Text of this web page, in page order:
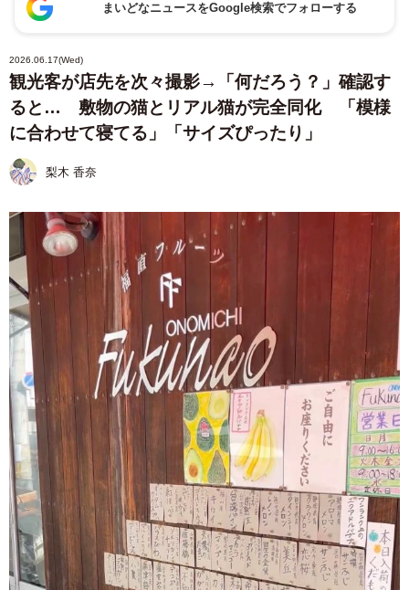
まいどなニュースをGoogle検索でフォローする
2026.06.17(Wed)
観光客が店先を次々撮影→「何だろう？」確認す
ると… 敷物の猫とリアル猫が完全同化 「模様
に合わせて寝てる」「サイズぴったり」
梨木 香奈